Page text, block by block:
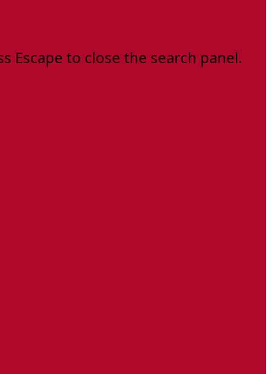
Escape to close the search panel.